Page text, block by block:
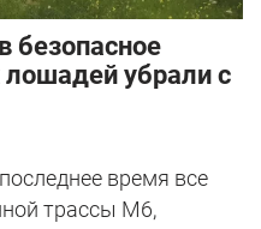
безопасное
убрали с
время все
трассы М6,